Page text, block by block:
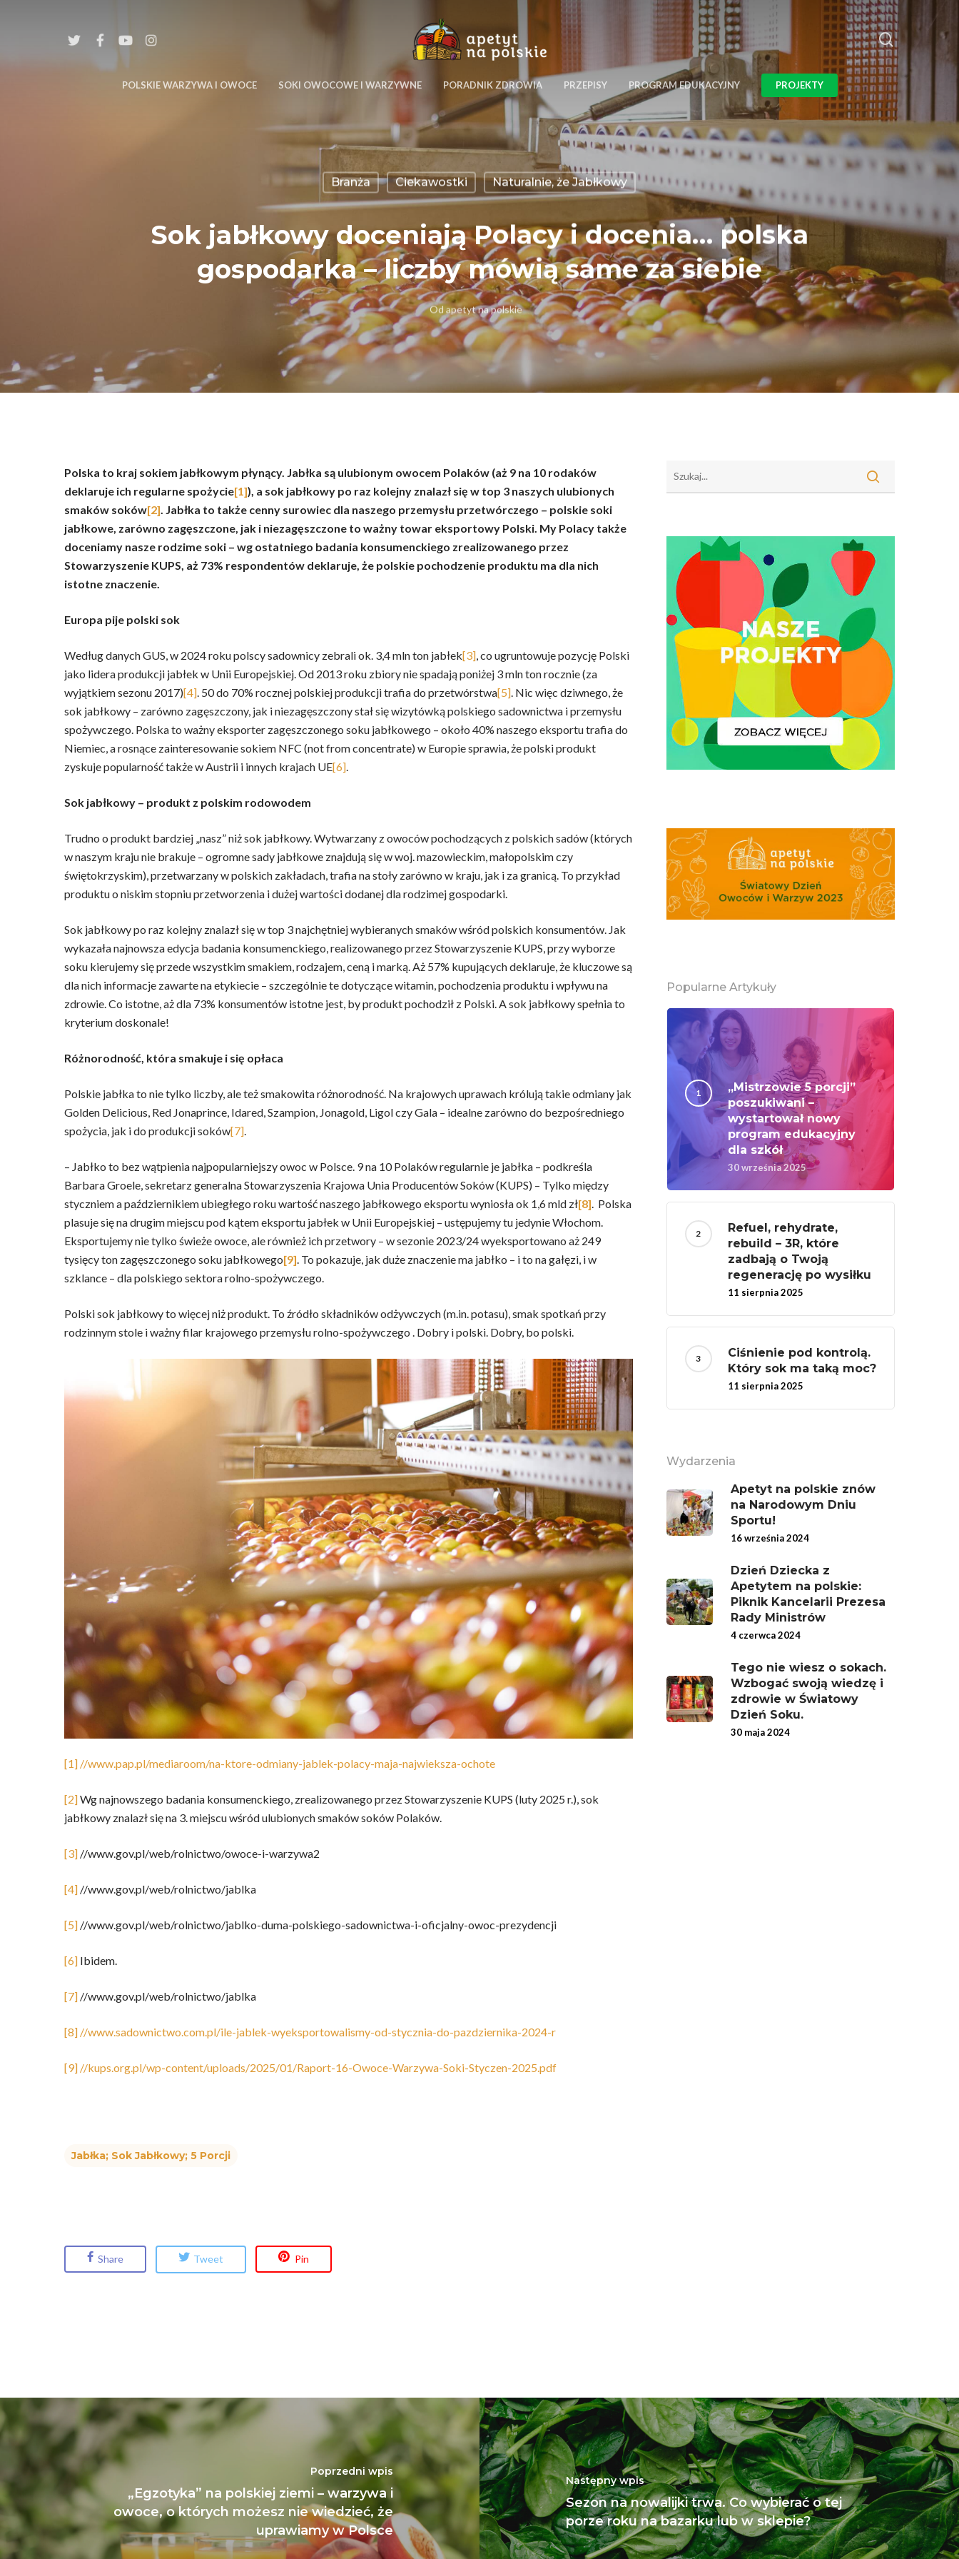
POLSKIE WARZYWA I OWOCE SOKI OWOCOWE I WARZYWNE PORADNIK ZDROWIA PRZEPISY PROGRAM EDUKACYJNY PROJEKTY
Branża Ciekawostki Naturalnie, że Jabłkowy
Sok jabłkowy doceniają Polacy i docenia… polska
gospodarka – liczby mówią same za siebie
Od apetyt na polskie
Polska to kraj sokiem jabłkowym płynący. Jabłka są ulubionym owocem Polaków (aż 9 na 10 rodaków
deklaruje ich regularne spożycie[1]), a sok jabłkowy po raz kolejny znalazł się w top 3 naszych ulubionych
smaków soków[2]. Jabłka to także cenny surowiec dla naszego przemysłu przetwórczego – polskie soki
jabłkowe, zarówno zagęszczone, jak i niezagęszczone to ważny towar eksportowy Polski. My Polacy także
doceniamy nasze rodzime soki – wg ostatniego badania konsumenckiego zrealizowanego przez
Stowarzyszenie KUPS, aż 73% respondentów deklaruje, że polskie pochodzenie produktu ma dla nich
istotne znaczenie.
Europa pije polski sok
Według danych GUS, w 2024 roku polscy sadownicy zebrali ok. 3,4 mln ton jabłek[3], co ugruntowuje pozycję Polski
jako lidera produkcji jabłek w Unii Europejskiej. Od 2013 roku zbiory nie spadają poniżej 3 mln ton rocznie (za
wyjątkiem sezonu 2017)[4]. 50 do 70% rocznej polskiej produkcji trafia do przetwórstwa[5]. Nic więc dziwnego, że
sok jabłkowy – zarówno zagęszczony, jak i niezagęszczony stał się wizytówką polskiego sadownictwa i przemysłu
spożywczego. Polska to ważny eksporter zagęszczonego soku jabłkowego – około 40% naszego eksportu trafia do
Niemiec, a rosnące zainteresowanie sokiem NFC (not from concentrate) w Europie sprawia, że polski produkt
zyskuje popularność także w Austrii i innych krajach UE[6].
Sok jabłkowy – produkt z polskim rodowodem
Trudno o produkt bardziej „nasz” niż sok jabłkowy. Wytwarzany z owoców pochodzących z polskich sadów (których
w naszym kraju nie brakuje – ogromne sady jabłkowe znajdują się w woj. mazowieckim, małopolskim czy
świętokrzyskim), przetwarzany w polskich zakładach, trafia na stoły zarówno w kraju, jak i za granicą. To przykład
produktu o niskim stopniu przetworzenia i dużej wartości dodanej dla rodzimej gospodarki.
Sok jabłkowy po raz kolejny znalazł się w top 3 najchętniej wybieranych smaków wśród polskich konsumentów. Jak
wykazała najnowsza edycja badania konsumenckiego, realizowanego przez Stowarzyszenie KUPS, przy wyborze
soku kierujemy się przede wszystkim smakiem, rodzajem, ceną i marką. Aż 57% kupujących deklaruje, że kluczowe są
dla nich informacje zawarte na etykiecie – szczególnie te dotyczące witamin, pochodzenia produktu i wpływu na
zdrowie. Co istotne, aż dla 73% konsumentów istotne jest, by produkt pochodził z Polski. A sok jabłkowy spełnia to
kryterium doskonale!
Różnorodność, która smakuje i się opłaca
Polskie jabłka to nie tylko liczby, ale też smakowita różnorodność. Na krajowych uprawach królują takie odmiany jak
Golden Delicious, Red Jonaprince, Idared, Szampion, Jonagold, Ligol czy Gala – idealne zarówno do bezpośredniego
spożycia, jak i do produkcji soków[7].
– Jabłko to bez wątpienia najpopularniejszy owoc w Polsce. 9 na 10 Polaków regularnie je jabłka – podkreśla
Barbara Groele, sekretarz generalna Stowarzyszenia Krajowa Unia Producentów Soków (KUPS) – Tylko między
styczniem a październikiem ubiegłego roku wartość naszego jabłkowego eksportu wyniosła ok 1,6 mld zł[8]. Polska
plasuje się na drugim miejscu pod kątem eksportu jabłek w Unii Europejskiej – ustępujemy tu jedynie Włochom.
Eksportujemy nie tylko świeże owoce, ale również ich przetwory – w sezonie 2023/24 wyeksportowano aż 249
tysięcy ton zagęszczonego soku jabłkowego[9]. To pokazuje, jak duże znaczenie ma jabłko – i to na gałęzi, i w
szklance – dla polskiego sektora rolno-spożywczego.
Polski sok jabłkowy to więcej niż produkt. To źródło składników odżywczych (m.in. potasu), smak spotkań przy
rodzinnym stole i ważny filar krajowego przemysłu rolno-spożywczego . Dobry i polski. Dobry, bo polski.
[1] //www.pap.pl/mediaroom/na-ktore-odmiany-jablek-polacy-maja-najwieksza-ochote
[2]Wg najnowszego badania konsumenckiego, zrealizowanego przez Stowarzyszenie KUPS (luty 2025 r.), sok
jabłkowy znalazł się na 3. miejscu wśród ulubionych smaków soków Polaków.
[3] //www.gov.pl/web/rolnictwo/owoce-i-warzywa2
[4] //www.gov.pl/web/rolnictwo/jablka
[5] //www.gov.pl/web/rolnictwo/jablko-duma-polskiego-sadownictwa-i-oficjalny-owoc-prezydencji
[6] Ibidem.
[7] //www.gov.pl/web/rolnictwo/jablka
[8] //www.sadownictwo.com.pl/ile-jablek-wyeksportowalismy-od-stycznia-do-pazdziernika-2024-r
[9] //kups.org.pl/wp-content/uploads/2025/01/Raport-16-Owoce-Warzywa-Soki-Styczen-2025.pdf
Jabłka; Sok Jabłkowy; 5 Porcji
Share Tweet Pin
Popularne Artykuły
„Mistrzowie 5 porcji”
poszukiwani –
wystartował nowy
program edukacyjny
dla szkół
30 września 2025
Refuel, rehydrate,
rebuild – 3R, które
zadbają o Twoją
regenerację po wysiłku
11 sierpnia 2025
Ciśnienie pod kontrolą.
Który sok ma taką moc?
11 sierpnia 2025
Wydarzenia
Apetyt na polskie znów
na Narodowym Dniu
Sportu!
16 września 2024
Dzień Dziecka z
Apetytem na polskie:
Piknik Kancelarii Prezesa
Rady Ministrów
4 czerwca 2024
Tego nie wiesz o sokach.
Wzbogać swoją wiedzę i
zdrowie w Światowy
Dzień Soku.
30 maja 2024
Poprzedni wpis
„Egzotyka” na polskiej ziemi – warzywa i
owoce, o których możesz nie wiedzieć, że
uprawiamy w Polsce
Następny wpis
Sezon na nowalijki trwa. Co wybierać o tej
porze roku na bazarku lub w sklepie?